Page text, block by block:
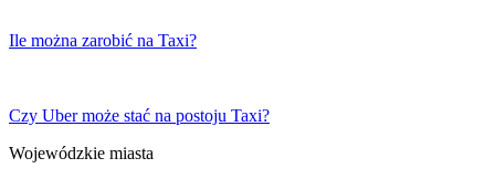
Ile można zarobić na Taxi?
Czy Uber może stać na postoju Taxi?
Wojewódzkie miasta